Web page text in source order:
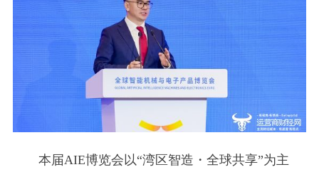
本届AIE博览会以“湾区智造・全球共享”为主